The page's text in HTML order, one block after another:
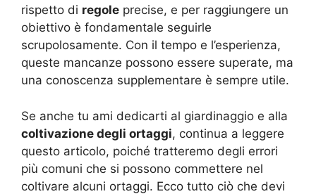
rispetto di regole precise, e per raggiungere un
obiettivo è fondamentale seguirle
scrupolosamente. Con il tempo e l’esperienza,
queste mancanze possono essere superate, ma
una conoscenza supplementare è sempre utile.
Se anche tu ami dedicarti al giardinaggio e alla
coltivazione degli ortaggi, continua a leggere
questo articolo, poiché tratteremo degli errori
più comuni che si possono commettere nel
coltivare alcuni ortaggi. Ecco tutto ciò che devi